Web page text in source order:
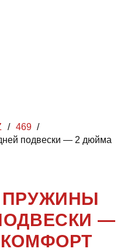
/ 469 /
подвески — 2 дюйма
ПРУЖИНЫ
—